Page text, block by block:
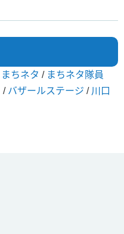
まちネタ / まちネタ隊員
/ バザールステージ / 川口